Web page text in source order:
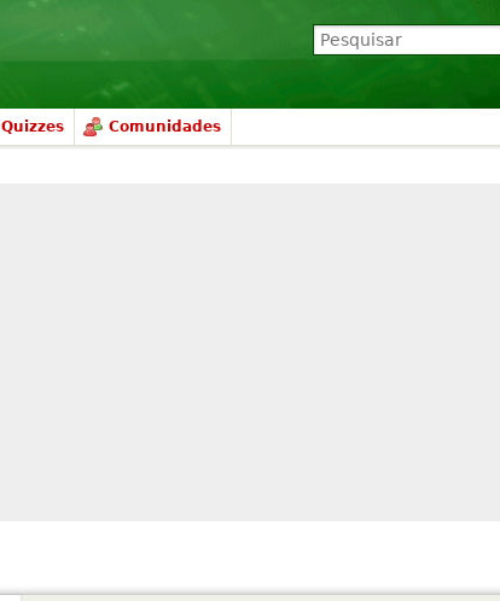
Quizzes Comunidades